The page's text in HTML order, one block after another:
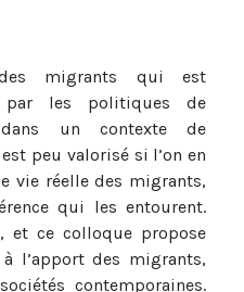
migrants qui est
par les politiques de
un contexte de
peu valorisé si l’on en
vie réelle des migrants,
qui les entourent.
et ce colloque propose
l’apport des migrants,
contemporaines.